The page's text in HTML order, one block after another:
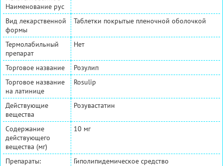
Наименование рус
Вид лекарственной
формы
Таблетки покрытые пленочной оболочкой
Термолабильный
препарат
Нет
Торговое название
Розулип
Торговое название
на латинице
Rosulip
Действующие
вещества
Розувастатин
Содержание
действующего
вещества (мг)
10 мг
Препараты:
Гиполипидемическое средство